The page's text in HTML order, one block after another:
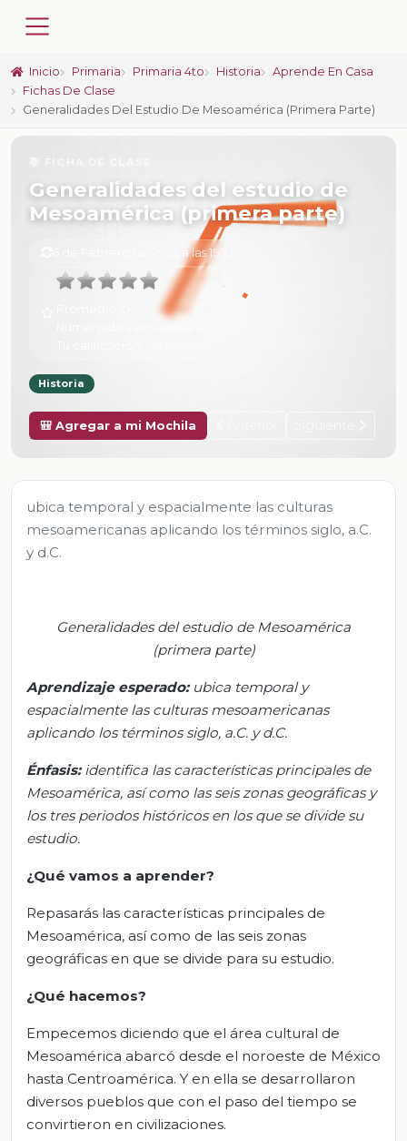
Inicio Primaria Primaria 4to Historia
Aprende En Casa
Fichas De Clase
Generalidades Del Estudio De Mesoamérica (primera Parte)
Generalidades del estudio de
Mesoamérica (primera parte)
6 de Febrero de 2025 a las 15:32
Historia
🎒 Agregar a mi Mochila
ubica temporal y espacialmente las culturas
mesoamericanas aplicando los términos siglo, a.C.
y d.C.
Generalidades del estudio de Mesoamérica
(primera parte)
Aprendizaje esperado: ubica temporal y
espacialmente las culturasmesoamericanas
aplicando los términossiglo, a.C. y d.C.
Énfasis: identifica las características principales de
Mesoamérica, así como las seis zonas geográficas y
los tresperiodos históricos en los que se divide su
estudio.
¿Qué vamos a aprender?
Repasarás las características principales de
Mesoamérica, así como de las seis zonas
geográficas en que se divide para su estudio.
¿Qué hacemos?
Empecemos diciendo que el área cultural de
Mesoamérica abarcó desde el noroeste de México
hasta Centroamérica. Y en ella se desarrollaron
diversos pueblos que con el paso del tiempo se
convirtieron en civilizaciones.